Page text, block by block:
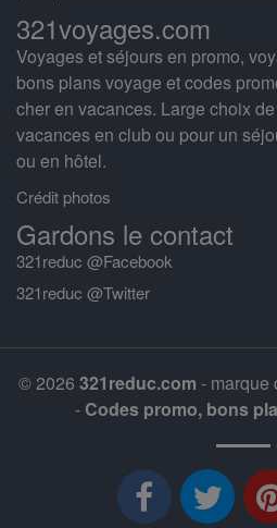
321voyages.com
Voyages et séjours en promo,
bons plans voyage et codes
cher en vacances. Large choix
vacances en club ou pour un
ou en hôtel.
Crédit photos
Gardons le contact
321reduc @Facebook
321reduc @Twitter
© 2026 321reduc.com - marque
- Codes promo, bons